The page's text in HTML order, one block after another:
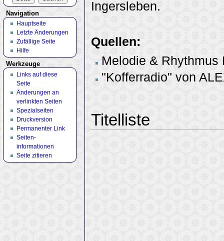
Ingersleben.
Quellen:
Melodie & Rhythmus
"Kofferradio" von
Titelliste
Navigation
Hauptseite
Letzte Änderungen
Zufällige Seite
Hilfe
Werkzeuge
Links auf diese
Seite
Änderungen an
verlinkten Seiten
Spezialseiten
Druckversion
Permanenter Link
Seiten­
informationen
Seite zitieren